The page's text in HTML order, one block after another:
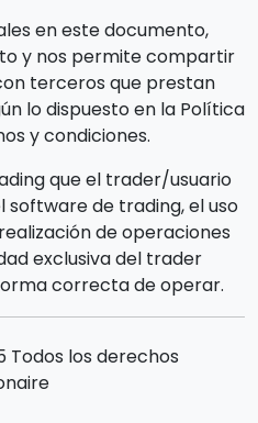
en este documento,
y nos permite compartir
terceros que prestan
lo dispuesto en la Política
y condiciones.
que el trader/usuario
software de trading, el uso
de operaciones
exclusiva del trader
correcta de operar.
Todos los derechos